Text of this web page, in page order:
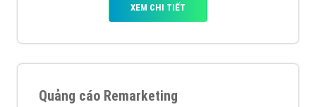
XEM CHI TIẾT
Quảng cáo Remarketing